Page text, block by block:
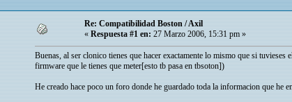
Re: Compatibilidad Boston / Axil
« Respuesta #1 en: 27 Marzo 2006, 15:31 pm »
Buenas, al ser clonico tienes que hacer exactamente lo mismo que si
firmware que le tienes que meter[esto tb pasa en tbsoton])
He creado hace poco un foro donde he guardado toda la informacion que he